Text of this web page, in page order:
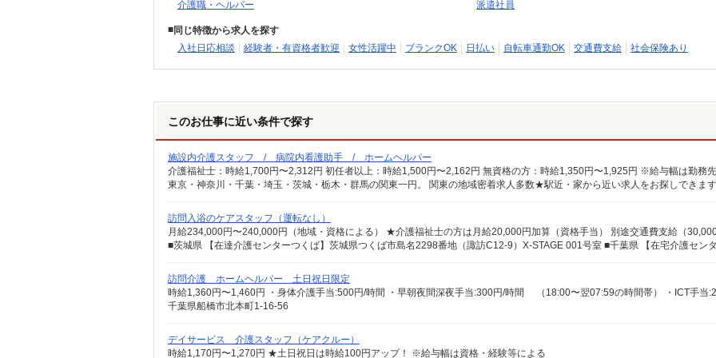
介護職・ヘルパー
派遣社員
同じ特徴から求人を探す
入社日応相談
経験者・有資格者歓迎 女性活躍中 ブランクOK 日払い 自転車通勤OK 交通費支給 社会保険あり
このお仕事に近い条件で探す
施設内介護スタッフ / 病院内看護助手 / ホームヘルパー
東京・神奈川・千葉・埼玉・茨城・栃木・群馬の関東一円。 関東の地域密着求人多数★駅近・家から近い求人をお探しできます
訪問入浴のケアスタッフ（運転なし）
訪問介護 ホームヘルパー 土日祝日限定
千葉県船橋市北本町1-16-56
デイサービス 介護スタッフ（ケアクルー）
時給1,170円〜1,270円 ★土日祝日は時給100円アップ！ ※給与幅は資格・経験等による